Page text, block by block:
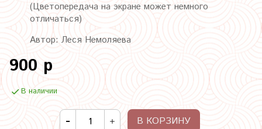
(Цветопередача на экране может немного
отличаться)
Автор: Леся Немоляева
900 р
В наличии
В КОРЗИНУ